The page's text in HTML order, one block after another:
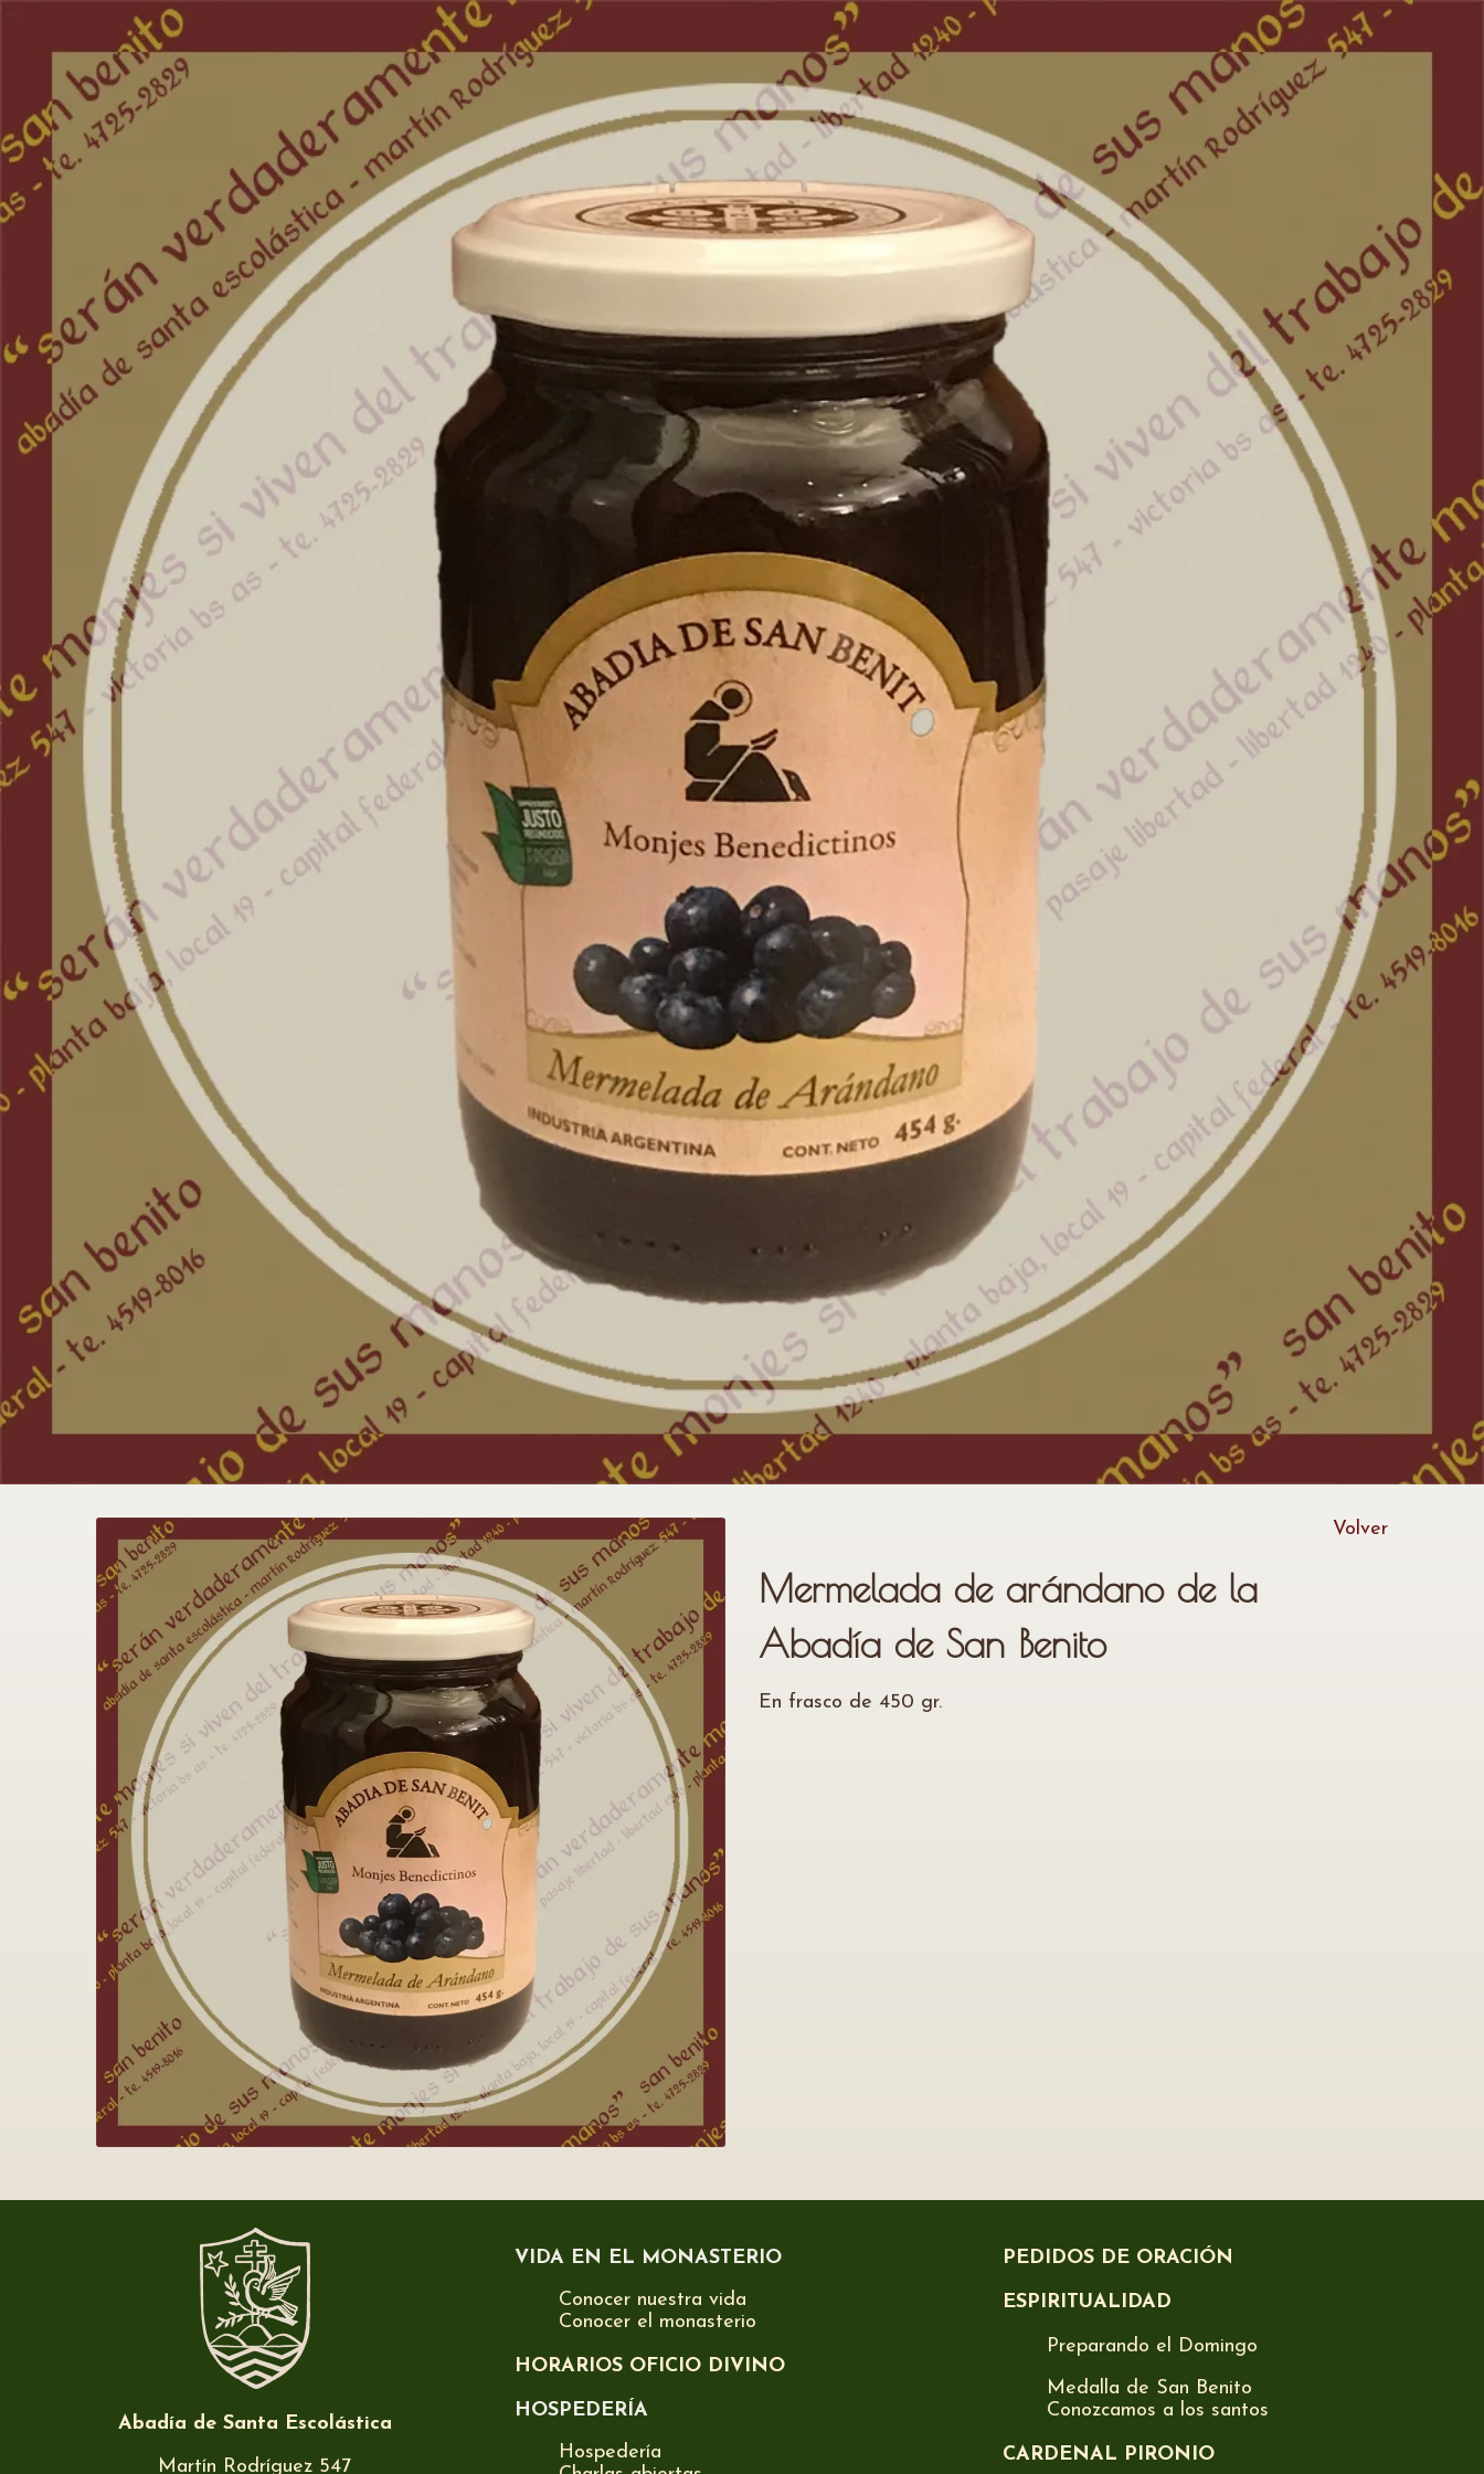
Volver
Mermelada de arándano de la
Abadía de San Benito
En frasco de 450 gr.
Abadía de Santa Escolástica
Martín Rodríguez 547
VIDA EN EL MONASTERIO
Conocer nuestra vida
Conocer el monasterio
HORARIOS OFICIO DIVINO
HOSPEDERÍA
Hospedería
PEDIDOS DE ORACIÓN
ESPIRITUALIDAD
Preparando el Domingo
Medalla de San Benito
Conozcamos a los santos
CARDENAL PIRONIO